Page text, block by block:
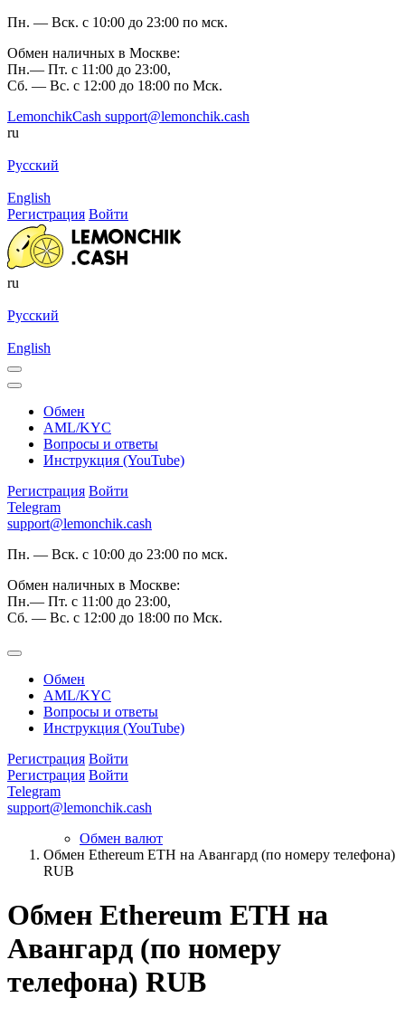
Пн. — Вск. с 10:00 до 23:00 по мск.
Обмен наличных в Москве:
Пн.— Пт. с 11:00 до 23:00,
Сб. — Вс. с 12:00 до 18:00 по Мск.
LemonchikCash support@lemonchik.cash
ru
Русский
English
Регистрация Войти
ru
Русский
English
Обмен
AML/KYC
Вопросы и ответы
Инструкция (YouTube)
Регистрация Войти
Telegram
support@lemonchik.cash
Пн. — Вск. с 10:00 до 23:00 по мск.
Обмен наличных в Москве:
Пн.— Пт. с 11:00 до 23:00,
Сб. — Вс. с 12:00 до 18:00 по Мск.
Обмен
AML/KYC
Вопросы и ответы
Инструкция (YouTube)
Регистрация Войти
Регистрация Войти
Telegram
support@lemonchik.cash
Обмен валют
Обмен Ethereum ETH на Авангард (по номеру телефона)
RUB
Обмен Ethereum ETH на
Авангард (по номеру
телефона) RUB